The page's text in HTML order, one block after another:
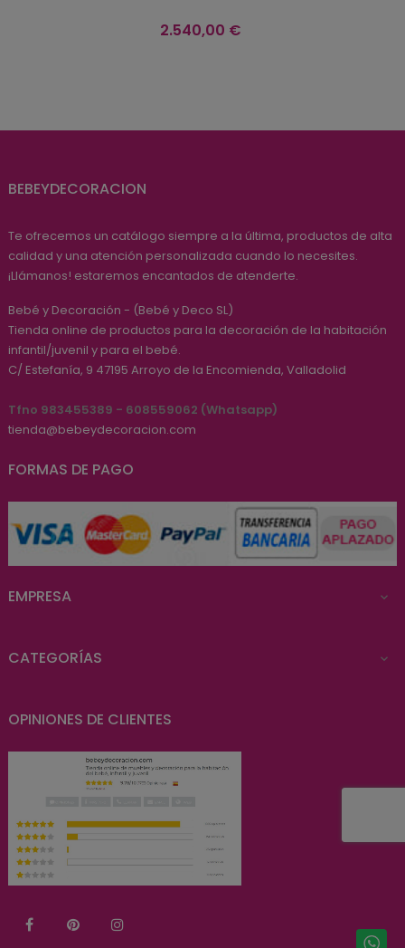
Precio
2.540,00 €
BEBEYDECORACION
Te ofrecemos un catálogo siempre a la última, productos de alta
calidad y una atención personalizada cuando lo necesites.
¡Llámanos! estaremos encantados de atenderte.
Bebé y Decoración - (Bebé y Deco SL)
Tienda online de productos para la decoración de la habitación
infantil/juvenil y para el bebé.
C/ Estefanía, 9 47195 Arroyo de la Encomienda, Valladolid
Tfno 983455389 - 608559062 (Whatsapp)
tienda@bebeydecoracion.com
FORMAS DE PAGO
EMPRESA 
CATEGORÍAS 
OPINIONES DE CLIENTES
FacebookPinterest